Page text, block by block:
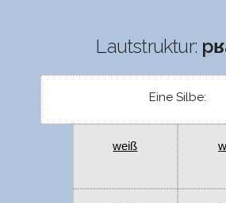
Lautstruktur:
Eine Silbe:
weiß